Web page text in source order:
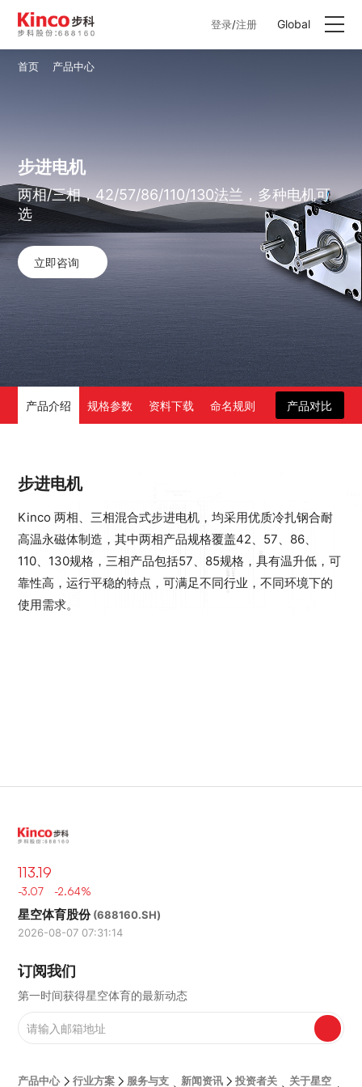
服务与支持
关于星空体育
联系我们
登录/注册 Global
首页 产品中心
步进电机
两相/三相，42/57/86/110/130法兰，多种电机可
选
立即咨询
产品介绍 规格参数 资料下载 命名规则 产品对比
步进电机
Kinco 两相、三相混合式步进电机，均采用优质冷扎钢合耐
高温永磁体制造，其中两相产品规格覆盖42、57、86、
110、130规格，三相产品包括57、85规格，具有温升低，可
靠性高，运行平稳的特点，可满足不同行业，不同环境下的
使用需求。
113.19
-3.07 -2.64%
星空体育股份(688160.SH)
2026-08-07 07:31:14
订阅我们
第一时间获得星空体育的最新动态
产品中心 行业方案 服务与支 新闻资讯 投资者关 关于星空